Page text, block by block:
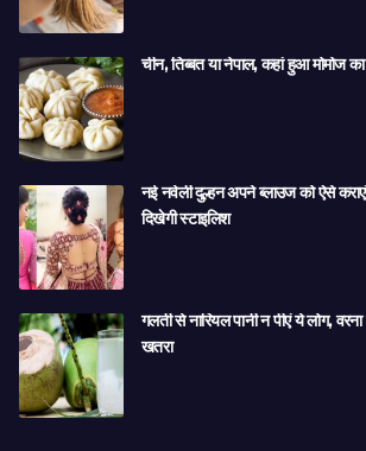
चीन, तिब्बत या नेपाल, कहां हुआ मोमोज
नई नवेली दुल्हन अपने ब्लाउज को ऐसे
दिखेगी स्टाइलिश
गलती से नारियल पानी न पीएं ये लोग,
खतरा